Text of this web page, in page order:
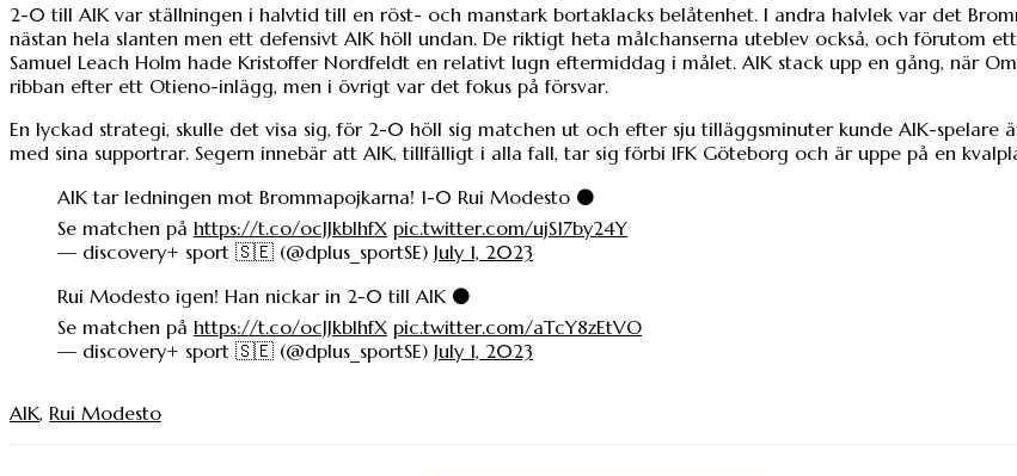
2-0 till AIK var ställningen i halvtid till en röst- och manstark bortaklacks belåtenhet. I andra halvlek var det
nästan hela slanten men ett defensivt AIK höll undan. De riktigt heta målchanserna uteblev också, och förutom
Samuel Leach Holm hade Kristoffer Nordfeldt en relativt lugn eftermiddag i målet. AIK stack upp en gång, när
ribban efter ett Otieno-inlägg, men i övrigt var det fokus på försvar.
En lyckad strategi, skulle det visa sig, för 2-0 höll sig matchen ut och efter sju tilläggsminuter kunde AIK-spelare
med sina supportrar. Segern innebär att AIK, tillfälligt i alla fall, tar sig förbi IFK Göteborg och är uppe på en
AIK tar ledningen mot Brommapojkarna! 1-0 Rui Modesto ⚫️
Se matchen på https://t.co/ocJJkbIhfX pic.twitter.com/ujS17by24Y
— discovery+ sport 🇸🇪 (@dplus_sportSE) July 1, 2023
Rui Modesto igen! Han nickar in 2-0 till AIK ⚫️
Se matchen på https://t.co/ocJJkbIhfX pic.twitter.com/aTcY8zEtVO
— discovery+ sport 🇸🇪 (@dplus_sportSE) July 1, 2023
AIK, Rui Modesto